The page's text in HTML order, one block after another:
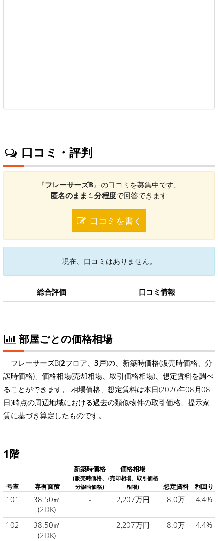
口コミ・評判
『フレーサーズB』の口コミを募集中です。
匿名のまま１分程度で回答できます
口コミを書く
現在、口コミはありません。
総合評価 口コミ情報
部屋ごとの価格相場
フレーサーズB(2フロア、 3戸)の、新築時価格(販売時価格、分
譲時価格)、価格相場(売却相場、取引価格相場)、想定賃料を調べ
ることができます。 相場価格、想定賃料は本日(2026年08月08
日)時点の周辺地域における過去の類似物件の取引価格、提示家
賃に基づき算定したものです。
1階
号室 専有面積
新築時価格
(販売時価格、
分譲時価格)
価格相場
(売却相場、取引価格
相場)
想定賃料 利回り
101
38.50㎡
(2DK)
- 2,207万円 8.0万 4.4%
102
38.50㎡
(2DK)
- 2,207万円 8.0万 4.4%